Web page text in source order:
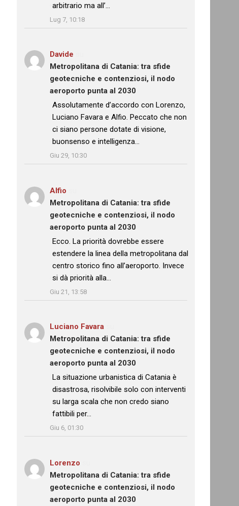
arbitrario ma all’…
Lug 7, 10:18
Davide
Metropolitana di Catania: tra sfide
geotecniche e contenziosi, il nodo
aeroporto punta al 2030
: “
Assolutamente d’accordo con Lorenzo,
Luciano Favara e Alfio. Peccato che non
ci siano persone dotate di visione,
buonsenso e intelligenza…
Giu 29, 10:30
Alfio
Metropolitana di Catania: tra sfide
geotecniche e contenziosi, il nodo
aeroporto punta al 2030
: “
Ecco. La priorità dovrebbe essere
estendere la linea della metropolitana dal
centro storico fino all’aeroporto. Invece
si dà priorità alla…
Giu 21, 13:58
Luciano Favara
Metropolitana di Catania: tra sfide
geotecniche e contenziosi, il nodo
aeroporto punta al 2030
: “La situazione urbanistica di Catania è
disastrosa, risolvibile solo con interventi
su larga scala che non credo siano
fattibili per…
Giu 6, 01:30
Lorenzo
Metropolitana di Catania: tra sfide
geotecniche e contenziosi, il nodo
aeroporto punta al 2030